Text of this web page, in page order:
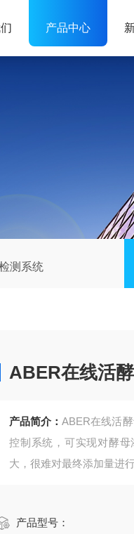
产品中心
测系统
ABER在线活
产品简介：ABER在线活
控制系统，可实现对酵
大，很难对最终添加量进
产品型号：